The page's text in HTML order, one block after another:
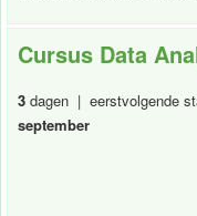
Cursus Data
3 dagen | eerstvolgende
september